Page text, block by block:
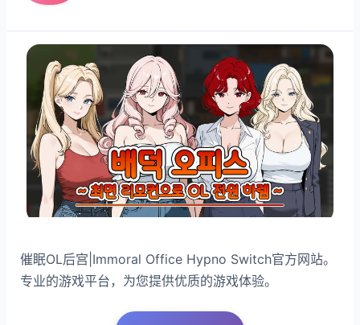
催眠OL后宫|Immoral Office Hypno Switch官方网站。
专业的游戏平台，为您提供优质的游戏体验。